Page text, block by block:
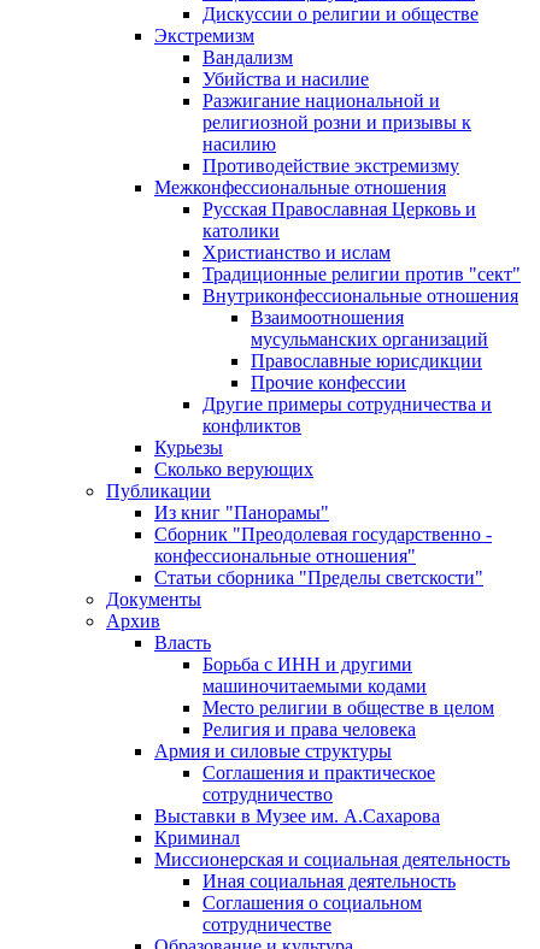
Дискуссии о религии и обществе
Экстремизм
Вандализм
Убийства и насилие
Разжигание национальной и
религиозной розни и призывы к
насилию
Противодействие экстремизму
Межконфессиональные отношения
Русская Православная Церковь и
католики
Христианство и ислам
Традиционные религии против "сект"
Внутриконфессиональные отношения
Взаимоотношения
мусульманских организаций
Православные юрисдикции
Прочие конфессии
Другие примеры сотрудничества и
конфликтов
Курьезы
Сколько верующих
Публикации
Из книг "Панорамы"
Сборник "Преодолевая государственно -
конфессиональные отношения"
Статьи сборника "Пределы светскости"
Документы
Архив
Власть
Борьба с ИНН и другими
машиночитаемыми кодами
Место религии в обществе в целом
Религия и права человека
Армия и силовые структуры
Соглашения и практическое
сотрудничество
Выставки в Музее им. А.Сахарова
Криминал
Миссионерская и социальная деятельность
Иная социальная деятельность
Соглашения о социальном
сотрудничестве